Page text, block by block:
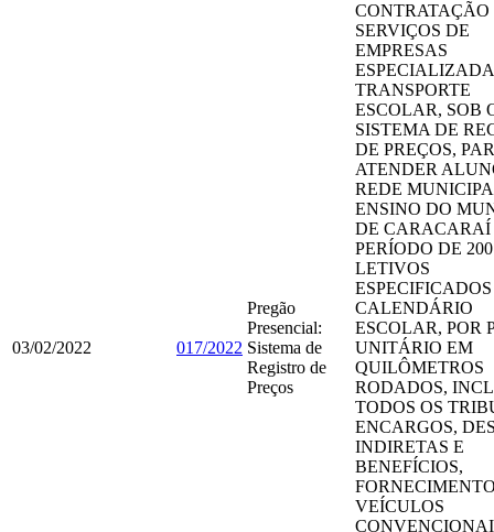
03/02/2022 017/2022
Pregão
Presencial:
Sistema de
Registro de
Preços
CONTRATAÇÃO
SERVIÇOS DE
EMPRESAS
TRANSPORTE
ESCOLAR, SOB
SISTEMA DE
DE PREÇOS,
ATENDER
REDE
ENSINO DO
DE CARACARAÍ
PERÍODO DE
LETIVOS
CALENDÁRIO
ESCOLAR, POR
UNITÁRIO EM
QUILÔMETROS
RODADOS,
TODOS OS
ENCARGOS,
INDIRETAS E
BENEFÍCIOS,
VEÍCULOS